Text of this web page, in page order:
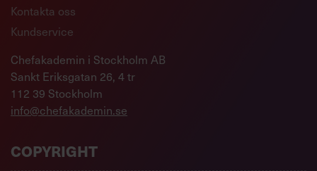
Kontakta oss
Kundservice
Chefakademin i Stockholm AB
Sankt Eriksgatan 26, 4 tr
112 39 Stockholm
info@chefakademin.se
COPYRIGHT